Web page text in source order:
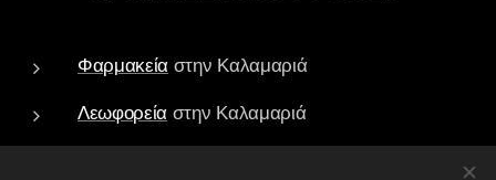
Φαρμακεία στην Καλαμαριά
Λεωφορεία στην Καλαμαριά